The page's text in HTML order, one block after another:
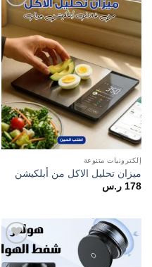
Add to
wishlist
إلكترونيات متنوعة
ميزان تحليل الاكل من أبلكيشن
178 ر.س
Add to
wishlist